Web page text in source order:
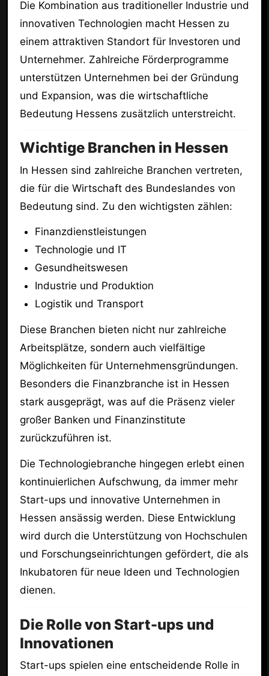
Die Kombination aus traditioneller Industrie und
innovativen Technologien macht Hessen zu
einem attraktiven Standort für Investoren und
Unternehmer. Zahlreiche Förderprogramme
unterstützen Unternehmen bei der Gründung
und Expansion, was die wirtschaftliche
Bedeutung Hessens zusätzlich unterstreicht.
Wichtige Branchen in Hessen
In Hessen sind zahlreiche Branchen vertreten,
die für die Wirtschaft des Bundeslandes von
Bedeutung sind. Zu den wichtigsten zählen:
Finanzdienstleistungen
Technologie und IT
Gesundheitswesen
Industrie und Produktion
Logistik und Transport
Diese Branchen bieten nicht nur zahlreiche
Arbeitsplätze, sondern auch vielfältige
Möglichkeiten für Unternehmensgründungen.
Besonders die Finanzbranche ist in Hessen
stark ausgeprägt, was auf die Präsenz vieler
großer Banken und Finanzinstitute
zurückzuführen ist.
Die Technologiebranche hingegen erlebt einen
kontinuierlichen Aufschwung, da immer mehr
Start-ups und innovative Unternehmen in
Hessen ansässig werden. Diese Entwicklung
wird durch die Unterstützung von Hochschulen
und Forschungseinrichtungen gefördert, die als
Inkubatoren für neue Ideen und Technologien
dienen.
Die Rolle von Start-ups und
Innovationen
Start-ups spielen eine entscheidende Rolle in